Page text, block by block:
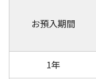
お預入期間
1年